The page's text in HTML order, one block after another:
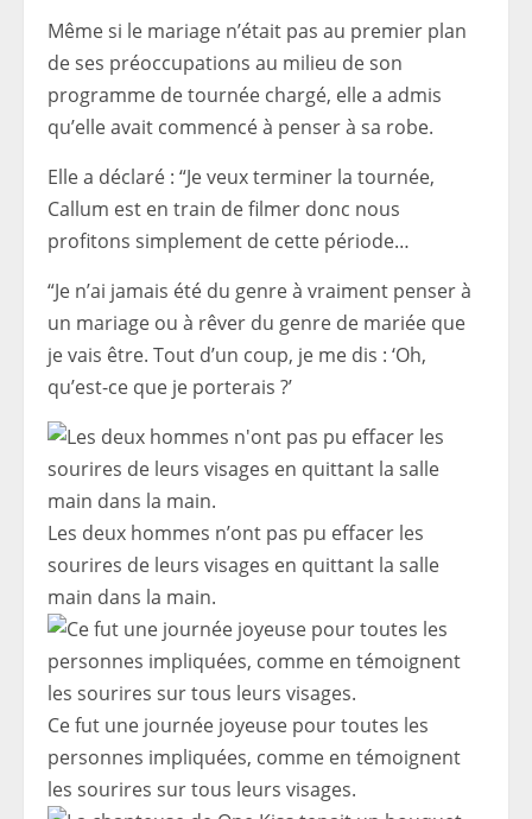
Même si le mariage n’était pas au premier plan
de ses préoccupations au milieu de son
programme de tournée chargé, elle a admis
qu’elle avait commencé à penser à sa robe.
Elle a déclaré : “Je veux terminer la tournée,
Callum est en train de filmer donc nous
profitons simplement de cette période…
“Je n’ai jamais été du genre à vraiment penser à
un mariage ou à rêver du genre de mariée que
je vais être. Tout d’un coup, je me dis : ‘Oh,
qu’est-ce que je porterais ?’
Les deux hommes n’ont pas pu effacer les
sourires de leurs visages en quittant la salle
main dans la main.
Ce fut une journée joyeuse pour toutes les
personnes impliquées, comme en témoignent
les sourires sur tous leurs visages.